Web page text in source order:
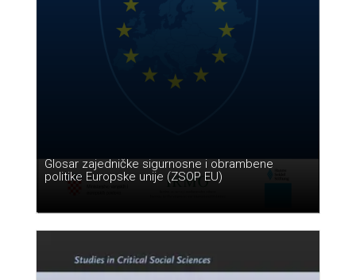
Glosar zajedničke sigurnosne i obrambene
politike Europske unije (ZSOP EU)